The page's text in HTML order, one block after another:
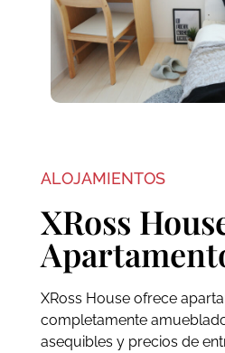
ALOJAMIENTOS
XRoss
XRoss House ofrece
completamente
asequibles y precios de